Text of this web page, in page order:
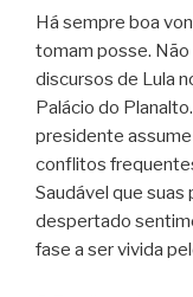
Há sempre boa
tomam posse.
discursos de Lula
Palácio do
presidente
conflitos
Saudável que
despertado
fase a ser vivida